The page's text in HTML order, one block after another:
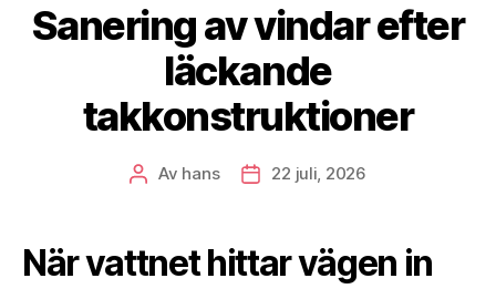
Sanering av vindar efter
läckande
takkonstruktioner
Inläggsförfattare
Av hans Inläggsdatum
22 juli, 2026
När vattnet hittar vägen in